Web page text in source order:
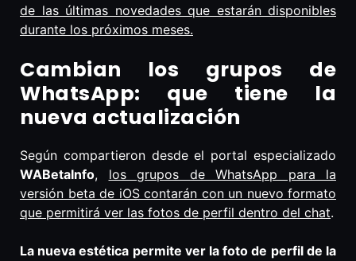
de las últimas novedades que estarán disponibles
durante los próximos meses.
Cambian los grupos de
WhatsApp: que tiene la
nueva actualización
Según compartieron desde el portal especializado
WABetaInfo, los grupos de WhatsApp para la
versión beta de iOS contarán con un nuevo formato
que permitirá ver las fotos de perfil dentro del chat.
La nueva estética permite ver la foto de perfil de la